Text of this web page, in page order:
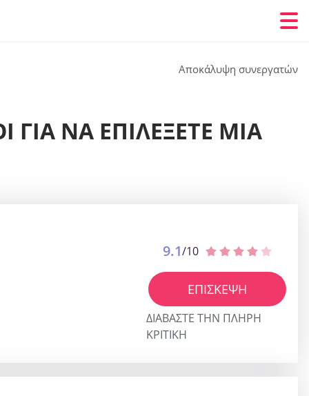
Αποκάλυψη συνεργατών
ΝΑ ΕΠΙΛΈΞΕΤΕ ΜΙΑ
9.1/10
ΕΠΊΣΚΕΨΗ
ΔΙΑΒΆΣΤΕ ΤΗΝ ΠΛΉΡΗ
ΚΡΙΤΙΚΉ